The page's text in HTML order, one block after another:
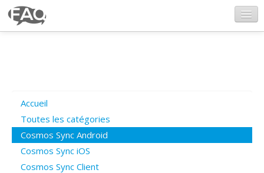
Poser une question
Questions ouvertes
Accueil
Toutes les catégories
Cosmos Sync Android
Cosmos Sync iOS
Cosmos Sync Client